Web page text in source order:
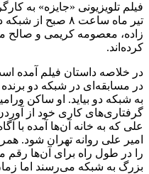
تیر ماه ساعت ۸
زاده، معصومه کریمی و صالح
کرده‌اند.
در خلاصه داستان فیلم آمده
در مسابقه‌ای در شبکه دو
به شبکه دو بیاید. او ساکن
گرفتاری‌های کاری خود از
علی که به خانه آن‌ها آمده با
امیر علی روانه تهران شود.
را در طول راه برای آن‌ها رقم
بزرگ به شبکه می‌رسند اما